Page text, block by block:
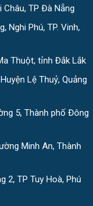
Châu, TP Đà Nẵng
Nghi Phú, TP. Vinh,
Thuột, tỉnh Đắk Lắk
Lệ Thuỷ, Quảng
5, Thành phố Đông
Minh An, Thành
2, TP Tuy Hoà, Phú